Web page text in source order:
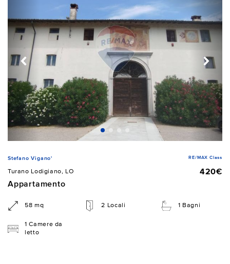
Stefano Vigano' RE/MAX Class
Turano Lodigiano, LO
420€
Appartamento
58 mq 2 Locali 1 Bagni
1 Camere da
letto